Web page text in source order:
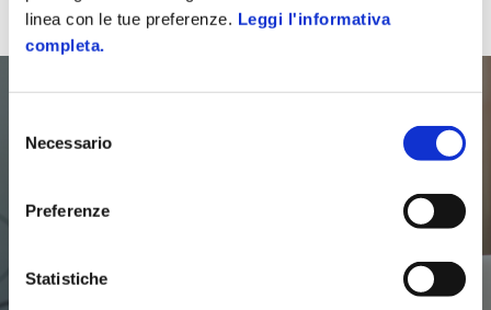
linea con le tue preferenze. Leggi l'informativa
completa.
delNecessario
Preferenze
Statistiche